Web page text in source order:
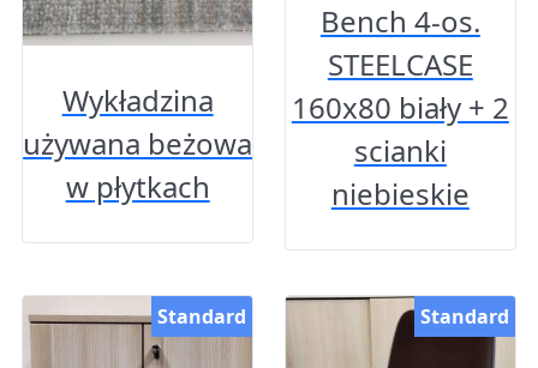
Wykładzina
używana beżowa
w płytkach
Bench 4-os.
STEELCASE
160x80 biały + 2
scianki
niebieskie
Standard Standard